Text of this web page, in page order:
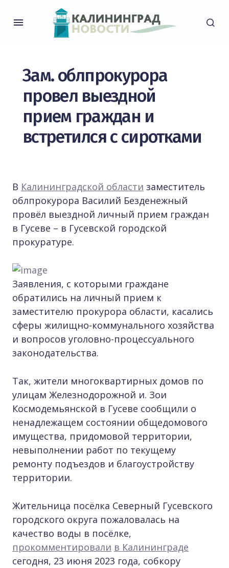
Зам. облпрокурора
провел выездной
прием граждан и
встретился с сиротками
В Калининградской области заместитель
облпрокурора Василий Безденежный
провёл выездной личный прием граждан
в Гусеве – в Гусевской городской
прокуратуре.
Заявления, с которыми граждане
обратились на личный прием к
заместителю прокурора области, касались
сферы жилищно-коммунального хозяйства
и вопросов уголовно-процессуального
законодательства.
Так, жители многоквартирных домов по
улицам Железнодорожной и. Зои
Космодемьянской в Гусеве сообщили о
ненадлежащем состоянии общедомового
имущества, придомовой территории,
невыполнении работ по текущему
ремонту подъездов и благоустройству
территории.
Жительница посёлка Северный Гусевского
городского округа пожаловалась на
качество воды в посёлке,
прокомментировали в Калининграде
сегодня, 23 июня 2023 года, собкору